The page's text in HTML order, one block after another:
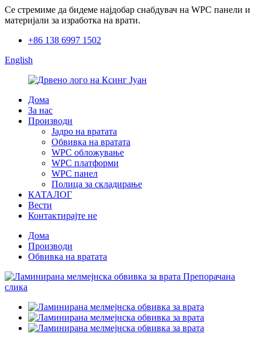
Се стремиме да бидеме најдобар снабдувач на WPC панели и
материјали за изработка на врати.
+86 138 6997 1502
English
Дома
За нас
Производи
Јадро на вратата
Обвивка на вратата
WPC обложување
WPC платформи
WPC панел
Полица за складирање
КАТАЛОГ
Вести
Контактирајте не
Дома
Производи
Обвивка на вратата